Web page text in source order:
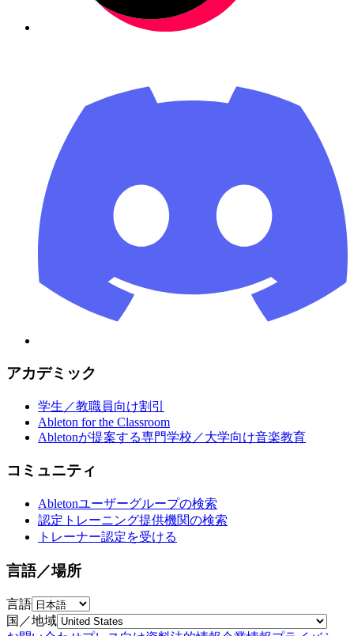
アカデミック
学生／教職員向け割引
Ableton for the Classroom
Abletonが提案する専門学校／大学向け音楽教育
コミュニティ
Abletonユーザーグループの検索
認定トレーニング提供機関の検索
トレーナー認定を受ける
言語／場所
言語
国／地域